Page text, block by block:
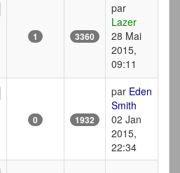
1 3360
par
Lazer
28 Mai
2015,
09:11
0 1932
par Eden
Smith
02 Jan
2015,
22:34